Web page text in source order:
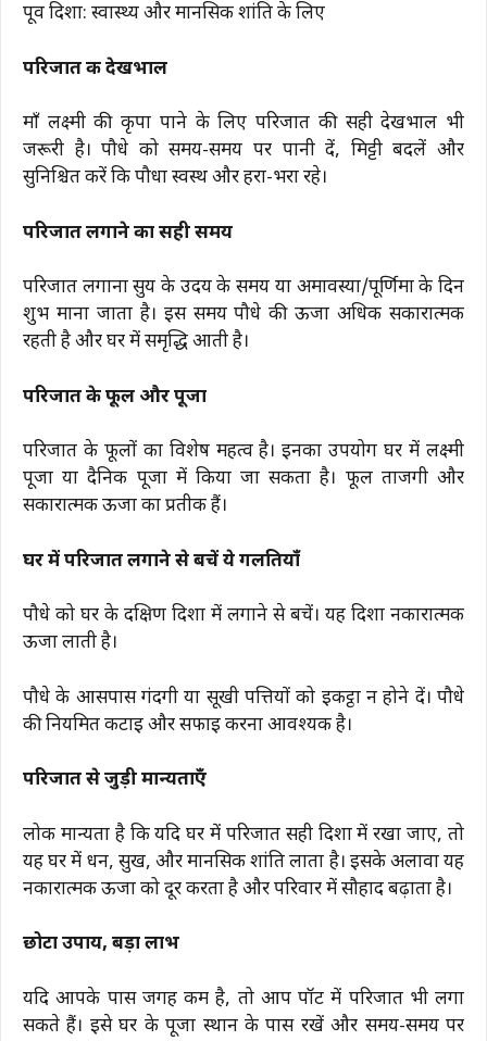
पूर्व दिशा: स्वास्थ्य और मानसिक शांति के लिए
परिजात की देखभाल
माँ लक्ष्मी की कृपा पाने के लिए परिजात की सही देखभाल भी
जरूरी है। पौधे को समय-समय पर पानी दें, मिट्टी बदलें और
सुनिश्चित करें कि पौधा स्वस्थ और हरा-भरा रहे।
परिजात लगाने का सही समय
परिजात लगाना सुर्य के उदय के समय या अमावस्या/पूर्णिमा के दिन
शुभ माना जाता है। इस समय पौधे की ऊर्जा अधिक सकारात्मक
रहती है और घर में समृद्धि आती है।
परिजात के फूल और पूजा
परिजात के फूलों का विशेष महत्व है। इनका उपयोग घर में लक्ष्मी
पूजा या दैनिक पूजा में किया जा सकता है। फूल ताजगी और
सकारात्मक ऊर्जा का प्रतीक हैं।
घर में परिजात लगाने से बचें ये गलतियाँ
पौधे को घर के दक्षिण दिशा में लगाने से बचें। यह दिशा नकारात्मक
ऊर्जा लाती है।
पौधे के आसपास गंदगी या सूखी पत्तियों को इकट्ठा न होने दें। पौधे
की नियमित कटाई और सफाई करना आवश्यक है।
परिजात से जुड़ी मान्यताएँ
लोक मान्यता है कि यदि घर में परिजात सही दिशा में रखा जाए, तो
यह घर में धन, सुख, और मानसिक शांति लाता है। इसके अलावा यह
नकारात्मक ऊर्जा को दूर करता है और परिवार में सौहार्द बढ़ाता है।
छोटा उपाय, बड़ा लाभ
यदि आपके पास जगह कम है, तो आप पॉट में परिजात भी लगा
सकते हैं। इसे घर के पूजा स्थान के पास रखें और समय-समय पर